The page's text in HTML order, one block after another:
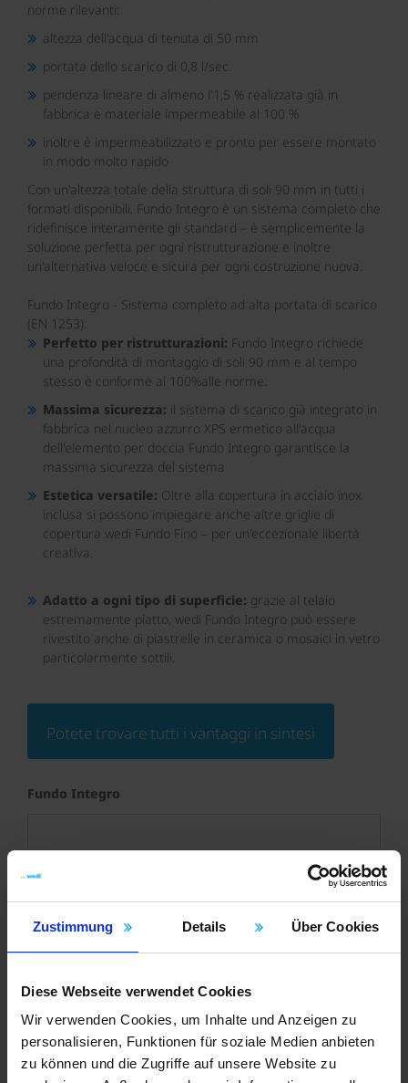
Zustimmung Details Über Cookies
Diese Webseite verwendet Cookies
Wir verwenden Cookies, um Inhalte und Anzeigen zu
personalisieren, Funktionen für soziale Medien anbieten
zu können und die Zugriffe auf unsere Website zu
norme rilevanti:
altezza dell'acqua di tenuta di 50 mm
portata dello scarico di 0,8 l/sec.
pendenza lineare di almeno l'1,5 % realizzata già in
fabbrica e materiale impermeabile al 100 %
inoltre è impermeabilizzato e pronto per essere montato
in modo molto rapido
Con un'altezza totale della struttura di soli 90 mm in tutti i
formati disponibili, Fundo Integro è un sistema completo che
ridefinisce interamente gli standard – è semplicemente la
soluzione perfetta per ogni ristrutturazione e inoltre
un'alternativa veloce e sicura per ogni costruzione nuova.
Fundo Integro - Sistema completo ad alta portata di scarico
(EN 1253):
Perfetto per ristrutturazioni: Fundo Integro richiede
una profondità di montaggio di soli 90 mm e al tempo
stesso è conforme al 100%alle norme.
Massima sicurezza: il sistema di scarico già integrato in
fabbrica nel nucleo azzurro XPS ermetico all'acqua
dell'elemento per doccia Fundo Integro garantisce la
massima sicurezza del sistema
Estetica versatile: Oltre alla copertura in acciaio inox
inclusa si possono impiegare anche altre griglie di
copertura wedi Fundo Fino – per un'eccezionale libertà
creativa.
Adatto a ogni tipo di superficie: grazie al telaio
estremamente piatto, wedi Fundo Integro può essere
rivestito anche di piastrelle in ceramica o mosaici in vetro
particolarmente sottili.
Potete trovare tutti i vantaggi in sintesi
Fundo Integro